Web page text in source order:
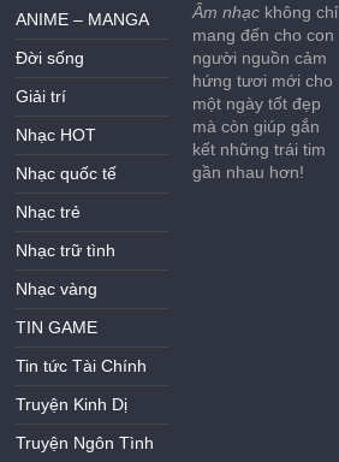
ANIME – MANGA
Đời sống
Giải trí
Nhạc HOT
Nhạc quốc tế
Nhạc trẻ
Nhạc trữ tình
Nhạc vàng
TIN GAME
Tin tức Tài Chính
Truyện Kinh Dị
Truyện Ngôn Tình
Âm nhạc không chỉ
mang đến cho con
người nguồn cảm
hứng tươi mới cho
một ngày tốt đẹp
mà còn giúp gắn
kết những trái tim
gần nhau hơn!